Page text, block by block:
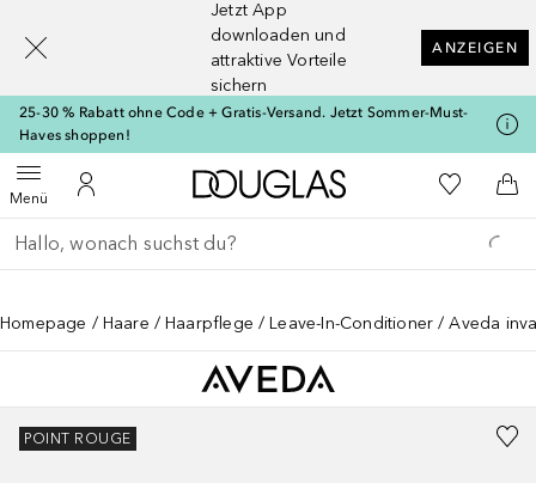
Jetzt App
downloaden und
attraktive Vorteile
sichern
ANZEIGEN
25-30 % Rabatt ohne Code + Gratis-Versand. Jetzt Sommer-Must-
Haves shoppen!
MenüMenü öffnenZu Meinem Kundenkonto
Zur Douglas Startseite
Zu Meiner
Gehe zurück
Suche ausführen
Homepage Haare Haarpflege Leave-In-Conditioner Aveda
POINT ROUGE
[navigation.slideout.screenreader]